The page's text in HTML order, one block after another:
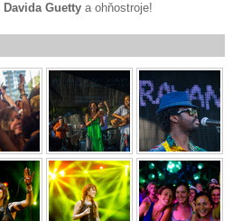
Davida Guetty a ohňostroje!